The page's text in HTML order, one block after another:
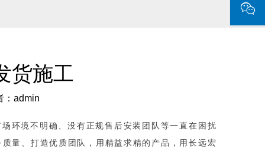
货施工
：admin
环境不明确、没有正规售后安装团队等一直在困扰
量、打造优质团队，用精益求精的产品，用长远宏